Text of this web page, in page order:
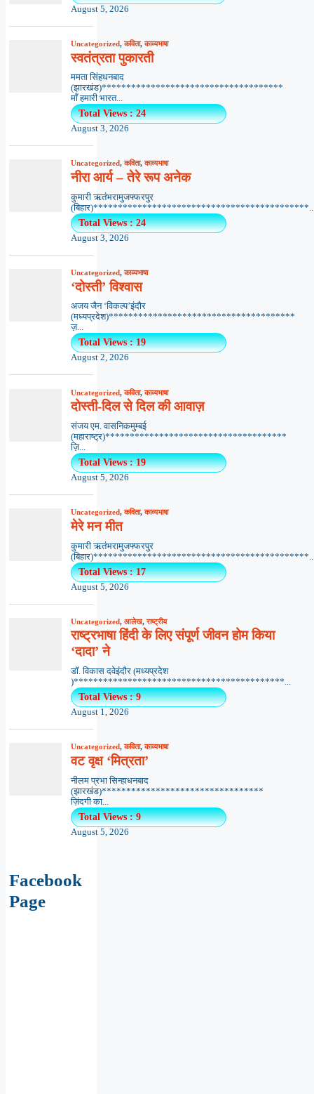
August 5, 2026
Uncategorized,कविता,काव्यभाषा
स्वतंत्रता पुकारती
ममता सिंहधनबाद
(झारखंड)*************************************
माँ हमारी भारत...
Total Views : 24
August 3, 2026
Uncategorized,कविता,काव्यभाषा
नीरा आर्य – तेरे रूप अनेक
कुमारी ऋतंभरामुजफ्फरपुर
Total Views : 24
August 3, 2026
Uncategorized,काव्यभाषा
‘दोस्ती’ विश्वास
अजय जैन ‘विकल्प’इंदौर
(मध्यप्रदेश)**************************************
ज़...
Total Views : 19
August 2, 2026
Uncategorized,कविता,काव्यभाषा
दोस्ती-दिल से दिल की आवाज़
संजय एम. वासनिकमुम्बई
(महाराष्ट्र)*************************************
ज़ि...
Total Views : 19
August 5, 2026
Uncategorized,कविता,काव्यभाषा
मेरे मन मीत
कुमारी ऋतंभरामुजफ्फरपुर
Total Views : 17
August 5, 2026
Uncategorized, आलेख,राष्ट्रीय
राष्ट्रभाषा हिंदी के लिए संपूर्ण जीवन होम किया
‘दादा’ ने
डॉ. विकास दवेइंदौर (मध्यप्रदेश
)*******************************************...
Total Views : 9
August 1, 2026
Uncategorized,कविता,काव्यभाषा
वट वृक्ष ‘मित्रता’
नीलम प्रभा सिन्हाधनबाद
(झारखंड)*********************************
ज़िंदगी का...
Total Views : 9
August 5, 2026
Facebook
Page